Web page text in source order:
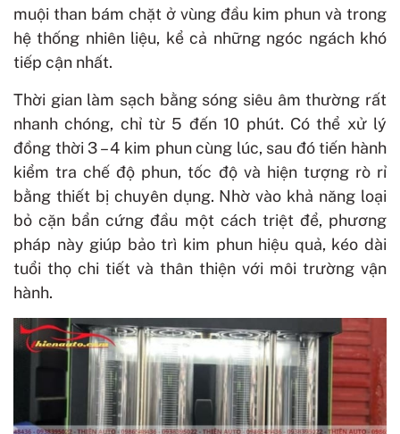
muội than bám chặt ở vùng đầu kim phun và trong
hệ thống nhiên liệu, kể cả những ngóc ngách khó
tiếp cận nhất.
Thời gian làm sạch bằng sóng siêu âm thường rất
nhanh chóng, chỉ từ 5 đến 10 phút. Có thể xử lý
đồng thời 3 – 4 kim phun cùng lúc, sau đó tiến hành
kiểm tra chế độ phun, tốc độ và hiện tượng rò rỉ
bằng thiết bị chuyên dụng. Nhờ vào khả năng loại
bỏ cặn bẩn cứng đầu một cách triệt để, phương
pháp này giúp bảo trì kim phun hiệu quả, kéo dài
tuổi thọ chi tiết và thân thiện với môi trường vận
hành.